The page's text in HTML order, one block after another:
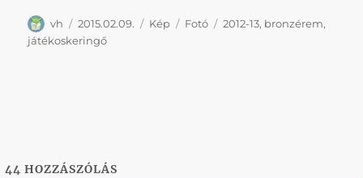
Szerző
vh Közzétéve
2015.02.09. Forma
Kép Kategória
Fotó Címke
2012-13, bronzérem,
játékoskeringő
44 HOZZÁSZÓLÁS